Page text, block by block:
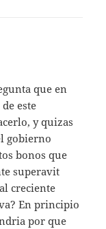
que en
este
y quizas
gobierno
bonos que
superavit
creciente
En principio
por que